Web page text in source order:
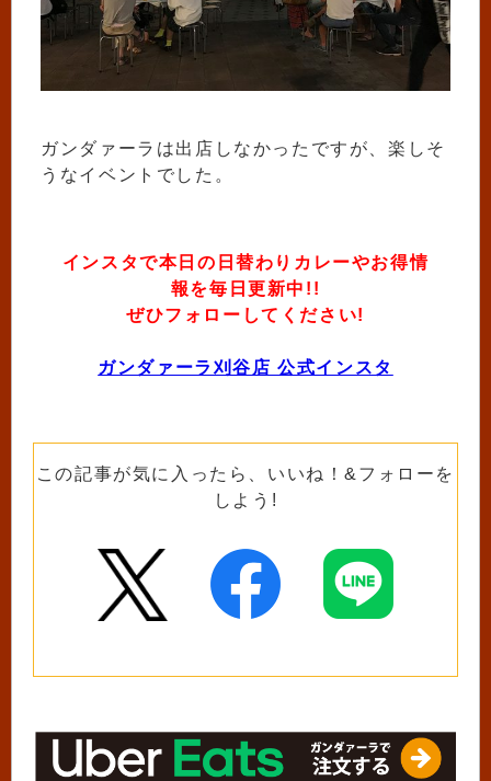
ガンダァーラは出店しなかったですが、楽しそ
うなイベントでした。
インスタで本日の日替わりカレーやお得情
報を毎日更新中!!
ぜひフォローしてください!
ガンダァーラ刈谷店 公式インスタ
この記事が気に入ったら、いいね！&フォローを
しよう!